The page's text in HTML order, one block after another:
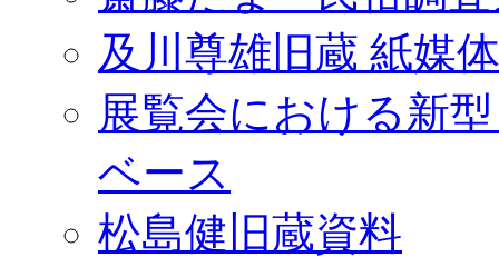
及川尊雄旧蔵 紙媒
展覧会における新
ベース
松島健旧蔵資料